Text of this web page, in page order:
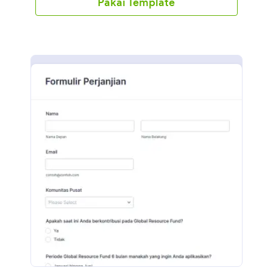
dapat mengalokasikan kembali waktu dan sumber
daya untuk menyelesaikan pekerjaan yang benar-
Sesuaikan formulir permintaan pendanaan dengan
aplikasi, widget, dan tema melalui pembuat formulir
Jotform. Mulailah membuat dan menyesuaikan
formulir Anda secara gratis hari ini!